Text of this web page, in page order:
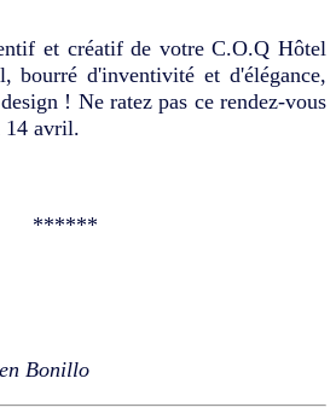
et créatif de votre C.O.Q Hôtel
bourré d'inventivité et d'élégance,
! Ne ratez pas ce rendez-vous
14 avril.
******
Bonillo